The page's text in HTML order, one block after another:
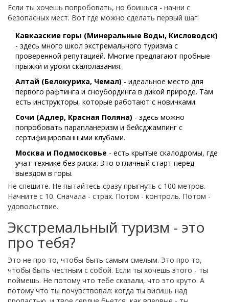
Если ты хочешь попробовать, но боишься - начни с
безопасных мест. Вот где можно сделать первый шаг:
Кавказские горы (Минеральные Воды, Кисловодск)
- здесь много школ экстремального туризма с
проверенной репутацией. Многие предлагают пробные
прыжки и уроки скалолазания.
Алтай (Белокуриха, Чемал) - идеальное место для
первого рафтинга и сноубординга в дикой природе. Там
есть инструкторы, которые работают с новичками.
Сочи (Адлер, Красная Поляна) - здесь можно
попробовать парапланеризм и бейсджампинг с
сертифицированными клубами.
Москва и Подмосковье - есть крытые скалодромы, где
учат технике без риска. Это отличный старт перед
выездом в горы.
Не спешите. Не пытайтесь сразу прыгнуть с 100 метров.
Начните с 10. Сначала - страх. Потом - контроль. Потом -
удовольствие.
Экстремальный туризм - это
про тебя?
Это не про то, чтобы быть самым смелым. Это про то,
чтобы быть честным с собой. Если ты хочешь этого - ты
поймешь. Не потому что тебе сказали, что это круто. А
потому что ты почувствовал: когда ты висишь над